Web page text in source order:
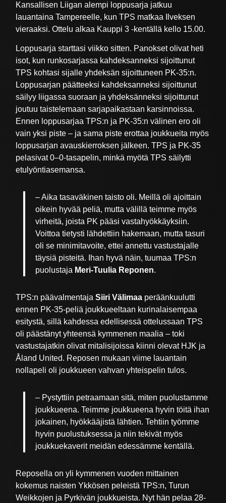
Kansallisen Liigan alempi loppusarja jatkuu
lauantaina Tampereelle, kun TPS matkaa Ilveksen
vieraaksi. Ottelu alkaa Kauppi 3 -kentällä kello 15.00.
Loppusarja starttasi viikko sitten. Panokset olivat heti
isot, kun runkosarjassa kahdeksanneksi sijoittunut
TPS kohtasi sijalle yhdeksän sijoittuneen PK-35:n.
Loppusarjan päätteeksi kahdeksanneksi sijoittunut
säilyy liigassa suoraan ja yhdeksänneksi sijoittunut
joutuu taistelemaan sarjapaikastaan karsinnoissa.
Ennen loppusarjaa TPS:n ja PK-35:n välinen ero oli
vain yksi piste – ja sama piste erottaa joukkueita myös
loppusarjan avauskierroksen jälkeen. TPS ja PK-35
pelasivat 0–0-tasapelin, minkä myötä TPS säilytti
etulyöntiasemansa.
– Aika tasaväkinen taisto oli. Meillä oli ajoittain
oikein hyvää peliä, mutta välillä teimme myös
virheitä, joista PK pääsi vastahyökkäyksiin.
Voittoa tietysti lähdettiin hakemaan, mutta tasuri
oli se minimitavoite, ettei annettu vastustajalle
täysiä pisteitä. Ihan hyvä näin, tuumaa TPS:n
puolustaja Meri-Tuulia Reponen.
TPS:n päävalmentajaSiiri Välimaa peräänkuulutti
ennen PK-35-peliä joukkueeltaan kurinalaisempaa
esitystä, sillä kahdessa edellisessä ottelussaan TPS
oli päästänyt yhteensä kymmenen maalia – toki
vastustajatkin olivat mitalisijoissa kiinni olevat HJK ja
Åland United. Reposen mukaan viime lauantain
nollapeli oli joukkueen vahvan yhteispelin tulos.
– Pystyttiin petraamaan sitä, miten puolustamme
joukkueena. Teimme joukkueena hyvin töitä ihan
jokainen, hyökkääjistä lähtien. Tehtiin työmme
hyvin puolustuksessa ja niin tekivät myös
joukkuekaverit meidän edessämme kentällä.
Reposella on yli kymmenen vuoden mittainen
kokemus naisten Ykkösen peleistä TPS:n, Turun
Weikkojen ja Pyrkivän joukkueista. Nyt hän pelaa 28-